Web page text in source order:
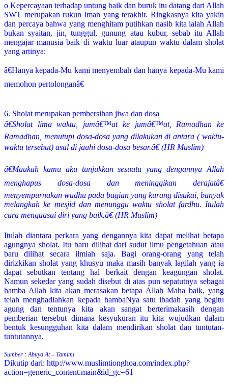
o Kepercayaan terhadap untung baik dan buruk itu datang dari Allah
SWT merupakan rukun iman yang terakhir. Ringkasnya kita yakin
dan percaya bahwa yang menghitam putihkan nasib kita ialah Allah
bukan syaitan, jin, tunggul, gunung atau kubur, sebab itu Allah
mengajar manusia baik di waktu luar ataupun waktu dalam sholat
yang artinya:
â€Hanya kepada-Mu kami menyembah dan hanya kepada-Mu kami
memohon pertolonganâ€
6. Sholat merupakan pembersihan jiwa dan dosa
â€Sholat lima waktu, jumâ€™at ke jumâ€™at, Ramadhan ke
Ramadhan, menutupi dosa-dosa yang dilakukan di antara ( waktu-
waktu tersebut) asal di jauhi dosa-dosa besar.â€ (HR Muslim)
â€Maukah kamu aku tunjukkan sesuatu yang dengannya Allah
menghapus dosa-dosa dan meninggikan derajatâ€
menyempurnakan wudhu pada bagian yang kurang disukai, banyak
melangkah ke mesjid dan menunggu waktu sholat fardhu. Itulah
cara menguasai diri yang baik.â€ (HR Muslim)
Itulah diantara perkara yang dengannya kita dapat melihat betapa
agungnya sholat. Itu baru dilihat dari sudut ilmu pengetahuan atau
baru dilihat secara ilmiah saja. Bagi orang-orang yang telah
dirizkikan sholat yang khusyu maka masih banyak lagilah yang ia
dapat sebutkan tentang hal berkait dengan keagungan sholat.
Namun sekedar yang sudah disebut di atas pun sepatutnya sebagai
hamba Allah kita akan merasakan betapa Allah Maha baik, yang
telah menghadiahkan kepada hambaNya satu ibadah yang begitu
agung dan tentunya kita akan sangat berterimakasih dengan
pemberian tersebut dimana kesyukuran itu kita wujudkan dalam
bentuk kesungguhan kita dalam mendirikan sholat dan tuntutan-
tuntutannya.
Sumber : Abuya At – Tamimi
Dikutip dari: http://www.muslimtionghoa.com/index.php?
action=generic_content.main&id_gc=61